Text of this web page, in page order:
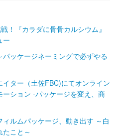
！『カラダに骨骨カルシウム』
ー
ッケージネーミングで必ずやる
ター（土佐FBC)にてオンライン
ション ‐パッケージを変え、商
ルムパッケージ、動き出す ～白
こと～